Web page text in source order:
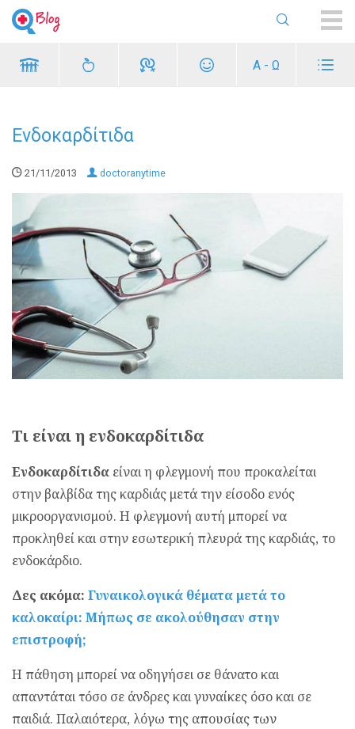
Α - Ω
Ενδοκαρδίτιδα
21/11/2013 doctoranytime
Τι είναι η ενδοκαρδίτιδα
Ενδοκαρδίτιδα είναι η φλεγμονή που προκαλείται
στην βαλβίδα της καρδιάς μετά την είσοδο ενός
μικροοργανισμού. Η φλεγμονή αυτή μπορεί να
προκληθεί και στην εσωτερική πλευρά της καρδιάς, το
ενδοκάρδιο.
Δες ακόμα: Γυναικολογικά θέματα μετά το
καλοκαίρι: Μήπως σε ακολούθησαν στην
επιστροφή;
Η πάθηση μπορεί να οδηγήσει σε θάνατο και
απαντάται τόσο σε άνδρες και γυναίκες όσο και σε
παιδιά. Παλαιότερα, λόγω της απουσίας των